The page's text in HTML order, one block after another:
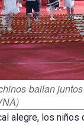
bailan
alegre, los niños